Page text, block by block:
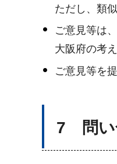
ただし、類
ご意見等は
大阪府の考
ご意見等を
7 問い